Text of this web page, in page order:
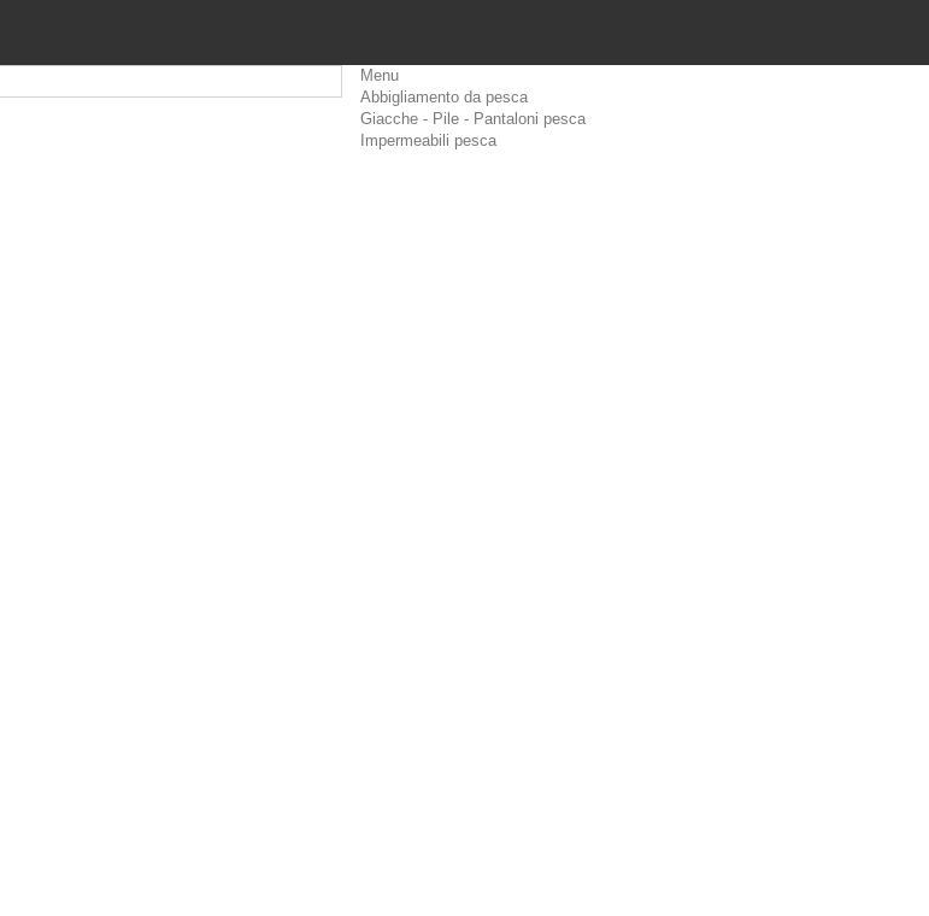
Menu
Abbigliamento da pesca
Giacche - Pile - Pantaloni pesca
Impermeabili pesca